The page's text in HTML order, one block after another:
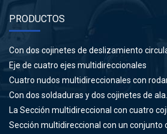
PRODUCTOS
Con dos cojinetes de deslizamiento
soldadura.
Eje de cuatro ejes multidireccionales
Cuatro nudos multidireccionales con
Con dos soldaduras y dos cojinetes de ala.
La Sección multidireccional con cuatro
Sección multidireccional con un conjunto